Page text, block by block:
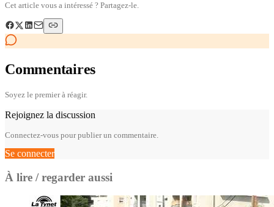
Cet article vous a intéressé ? Partagez-le.
Commentaires
Soyez le premier à réagir.
Rejoignez la discussion
Connectez-vous pour publier un commentaire.
Se connecter
À lire / regarder aussi